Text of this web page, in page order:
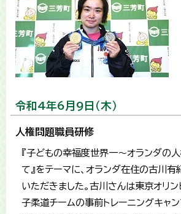
令和4年6月9日（木）
人権問題職員研修
『子どもの幸福度世界一〜オランダの
て』をテーマに、オランダ在住の古川
いただきました。古川さんは東京オリ
子柔道チームの事前トレーニングキャ